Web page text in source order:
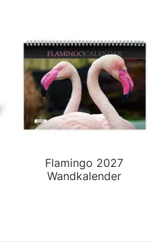
Flamingo 2027
Wandkalender